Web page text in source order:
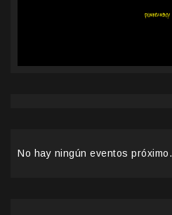
No hay ningún eventos próximo.